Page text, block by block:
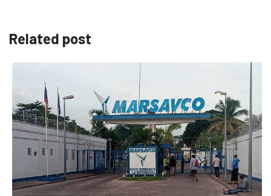
Related post